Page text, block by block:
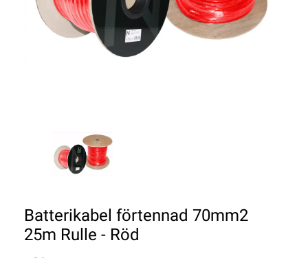
Batterikabel förtennad 70mm2
25m Rulle - Röd